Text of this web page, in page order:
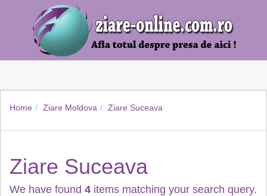
Home Ziare Moldova Ziare Suceava
Ziare Suceava
We have found 4 items matching your search query.